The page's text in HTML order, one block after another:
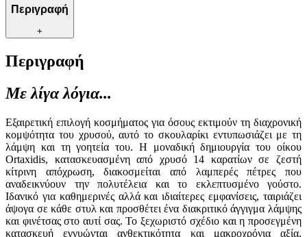
Περιγραφή
+
Περιγραφή
Με λίγα λόγια...
Εξαιρετική επιλογή κοσμήματος για όσους εκτιμούν τη διαχρονική
κομψότητα του χρυσού, αυτό το σκουλαρίκι εντυπωσιάζει με τη
λάμψη και τη γοητεία του. Η μοναδική δημιουργία του οίκου
Ortaxidis, κατασκευασμένη από χρυσό 14 καρατίων σε ζεστή
κίτρινη απόχρωση, διακοσμείται από λαμπερές πέτρες που
αναδεικνύουν την πολυτέλεια και το εκλεπτυσμένο γούστο.
Ιδανικό για καθημερινές αλλά και ιδιαίτερες εμφανίσεις, ταιριάζει
άψογα σε κάθε στυλ και προσθέτει ένα διακριτικό άγγιγμα λάμψης
και φινέτσας στο αυτί σας. Το ξεχωριστό σχέδιο και η προσεγμένη
κατασκευή εγγυώνται ανθεκτικότητα και μακροχρόνια αξία,